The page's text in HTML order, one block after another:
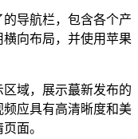
导航栏，包含各个产
向布局，并使用苹果
域，展示蕞新发布的
应具有高清晰度和美
面。